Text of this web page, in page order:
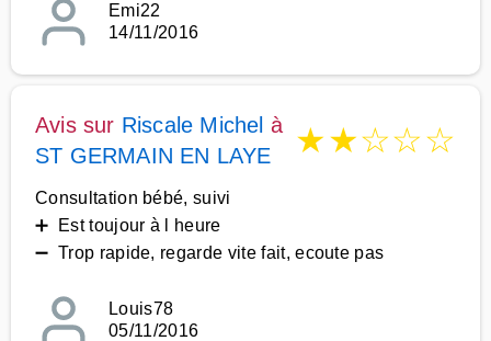
Emi22
14/11/2016
Avis sur Riscale Michel à
ST GERMAIN EN LAYE
★★☆☆☆
Consultation bébé, suivi
➕ Est toujour à l heure
➖ Trop rapide, regarde vite fait, ecoute pas
Louis78
05/11/2016